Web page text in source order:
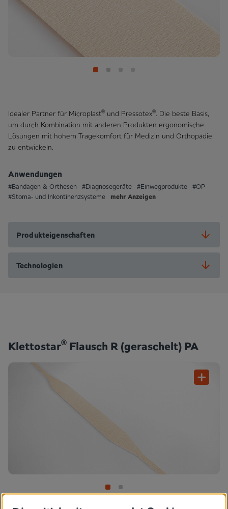
Idealer Partner für Microplast® und Pressotex®. Die beste Basis,
um durch Kombination mit anderen Produkten ergonomische
Lösungen mit hohem Tragekomfort für Medizin und Orthopädie
zu entwickeln.
Anwendungen
#Bandagen & Orthesen #Diagnosegeräte #Einwegprodukte #OP
#Stoma- und Inkontinenzsysteme
mehr Anzeigen
Produkteigenschaften
Technologien
Klettostar® Flausch R (geraschelt) PA